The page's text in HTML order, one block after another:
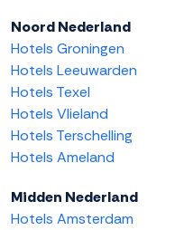
Noord Nederland
Hotels Groningen
Hotels Leeuwarden
Hotels Texel
Hotels Vlieland
Hotels Terschelling
Hotels Ameland
Midden Nederland
Hotels Amsterdam